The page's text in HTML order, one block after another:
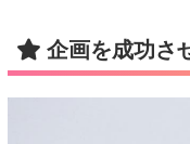
企画を成功さ